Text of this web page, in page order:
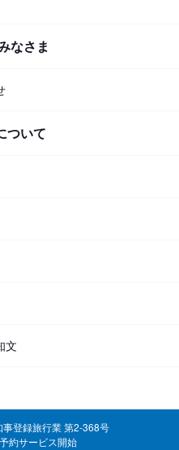
なさま
ついて
文
登録旅行業 第2-368号
約サービス開始